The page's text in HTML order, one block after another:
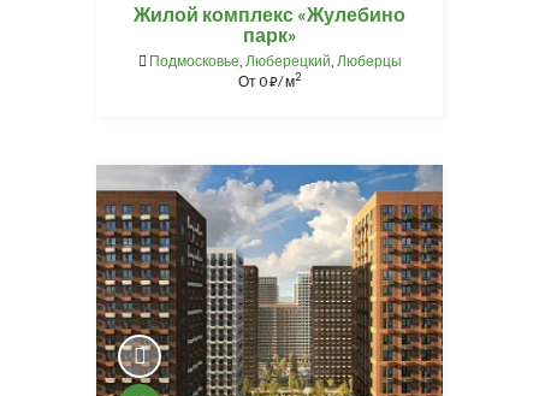
Жилой комплекс «Жулебино
парк»
Подмосковье Люберецкий Люберцы
От0⃏/ м2